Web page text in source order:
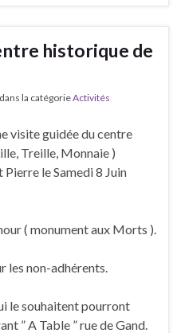
historique de
dans la catégorieActivités
visite guidée du centre
Treille, Monnaie )
le Samedi 8 Juin
( monument aux Morts ).
les non-adhérents.
le souhaitent pourront
” A Table ” rue de Gand.